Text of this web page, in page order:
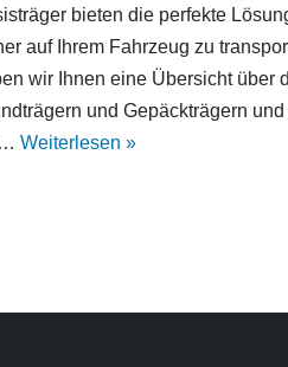
bieten die perfekte
auf Ihrem Fahrzeug zu
wir Ihnen eine Übersicht über
und Gepäckträgern
Weiterlesen »